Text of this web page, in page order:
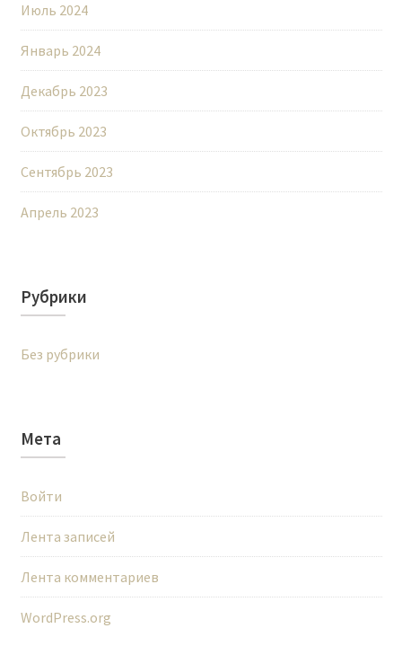
Июль 2024
Январь 2024
Декабрь 2023
Октябрь 2023
Сентябрь 2023
Апрель 2023
Рубрики
Без рубрики
Мета
Войти
Лента записей
Лента комментариев
WordPress.org